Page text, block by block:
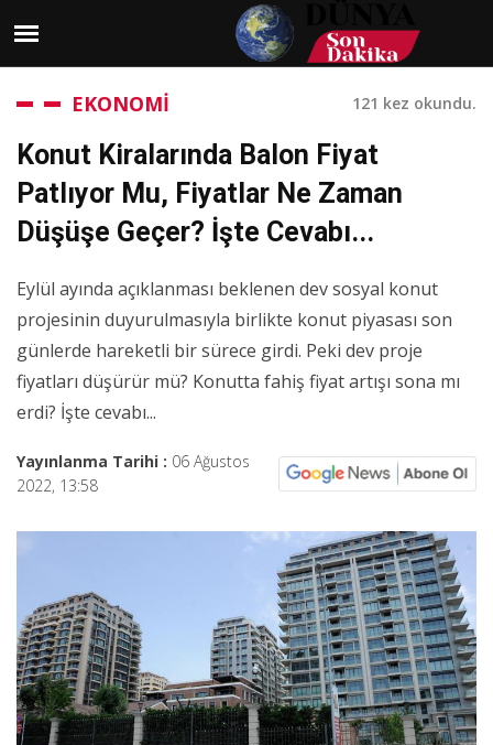
EKONOMİ 121 kez okundu.
Konut Kiralarında Balon Fiyat
Patlıyor Mu, Fiyatlar Ne Zaman
Düşüşe Geçer? İşte Cevabı...
Eylül ayında açıklanması beklenen dev sosyal konut
projesinin duyurulmasıyla birlikte konut piyasası son
günlerde hareketli bir sürece girdi. Peki dev proje
fiyatları düşürür mü? Konutta fahiş fiyat artışı sona mı
erdi? İşte cevabı...
Yayınlanma Tarihi : 06 Ağustos
2022, 13:58